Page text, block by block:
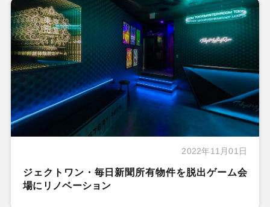
2022年11月01日
ジェクトワン・毎日新聞所有物件を脱出ゲーム会
場にリノベーション